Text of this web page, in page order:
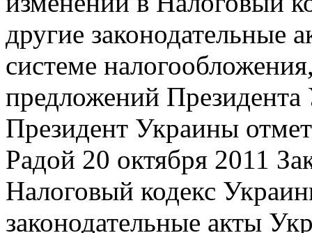
другие
системе
предложений
Президент Украины
Радой 20 октября 2011
Налоговый кодекс
законодательные акты